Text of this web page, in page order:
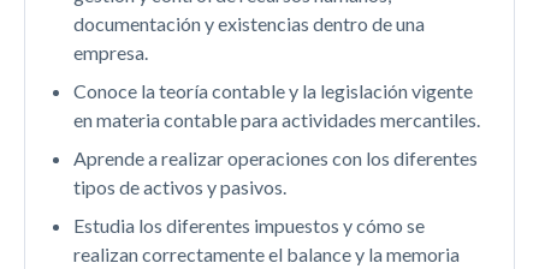
documentación y existencias dentro de una
empresa.
Conoce la teoría contable y la legislación vigente
en materia contable para actividades mercantiles.
Aprende a realizar operaciones con los diferentes
tipos de activos y pasivos.
Estudia los diferentes impuestos y cómo se
realizan correctamente el balance y la memoria